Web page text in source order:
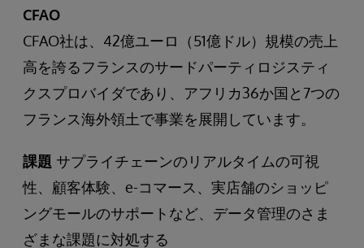
CFAO
CFAO社は、42億ユーロ（51億ドル）規模の売上
高を誇るフランスのサードパーティロジスティ
クスプロバイダであり、アフリカ36か国と7つの
フランス海外領土で事業を展開しています。
課題 サプライチェーンのリアルタイムの可視
性、顧客体験、e-コマース、実店舗のショッピ
ングモールのサポートなど、データ管理のさま
ざまな課題に対処する